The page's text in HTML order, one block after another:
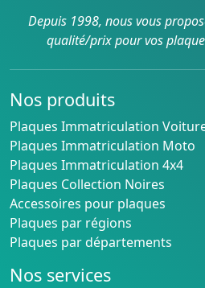
Depuis 1998, nous vous
qualité/prix pour vos
Nos produits
Plaques Immatriculation
Plaques Immatriculation Moto
Plaques Immatriculation 4x4
Plaques Collection Noires
Accessoires pour plaques
Plaques par régions
Plaques par départements
Nos services